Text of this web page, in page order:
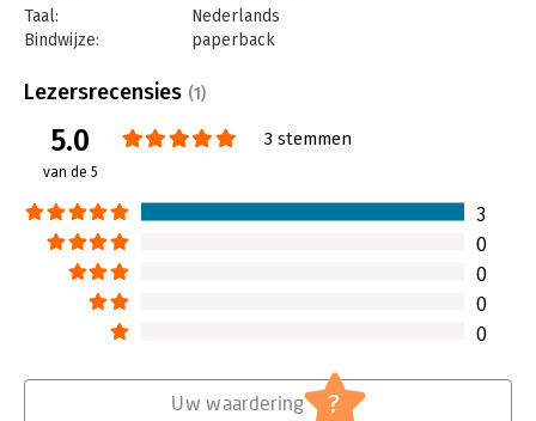
Taal:
Nederlands
Bindwijze:
paperback
Uitgever:
Boom
Verschijningsdatum:
2-4-2021
Hoofdrubriek:
Lezersrecensies (1)
5.0
van de 5
3 stemmen
3
0
0
0
0
Uw waardering ?